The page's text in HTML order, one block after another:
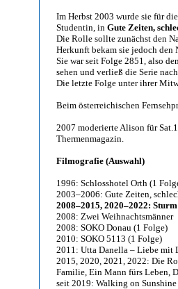
Im Herbst 2003 wurde sie für
Studentin, in Gute Zeiten,
Die Rolle sollte zunächst den
Herkunft bekam sie jedoch den
Sie war seit Folge 2851, also
sehen und verließ die Serie
Die letzte Folge unter ihrer
Beim österreichischen
2007 moderierte Alison für
Thermenmagazin.
Filmografie (Auswahl)
1996: Schlosshotel Orth (1
2003–2006: Gute Zeiten,
2008–2015, 2020–2022:
2008: Zwei Weihnachtsmänner
2008: SOKO Donau (1 Folge)
2010: SOKO 5113 (1 Folge)
2011: Utta Danella – Liebe mit
2015, 2020, 2021, 2022: Die
Familie, Ein Mann fürs Leben,
seit 2019: Walking on Sunshine